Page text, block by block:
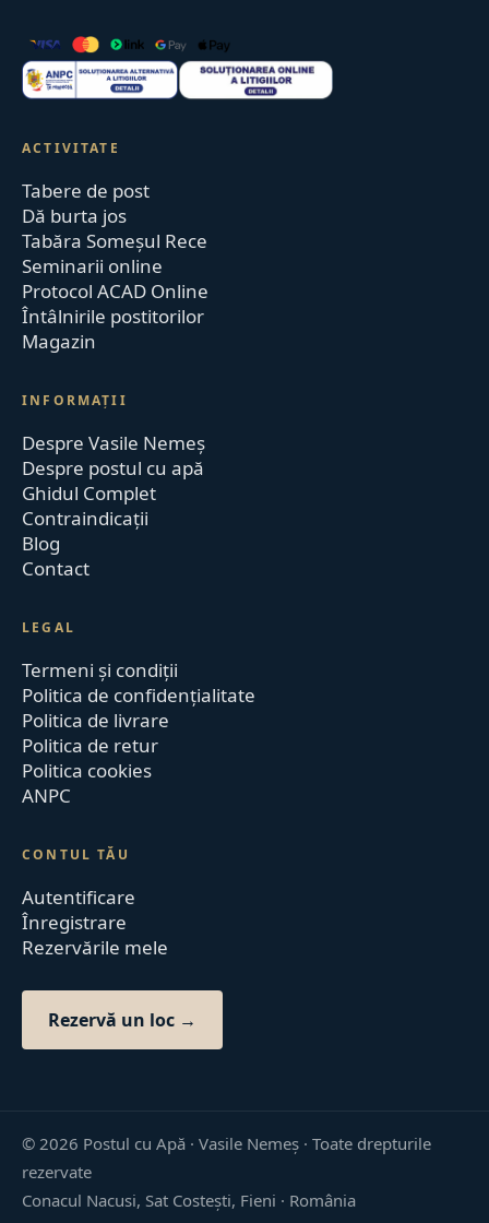
ACTIVITATE
Tabere de post
Dă burta jos
Tabăra Someșul Rece
Seminarii online
Protocol ACAD Online
Întâlnirile postitorilor
Magazin
INFORMAȚII
Despre Vasile Nemeș
Despre postul cu apă
Ghidul Complet
Contraindicații
Blog
Contact
LEGAL
Termeni și condiții
Politica de confidențialitate
Politica de livrare
Politica de retur
Politica cookies
ANPC
CONTUL TĂU
Autentificare
Înregistrare
Rezervările mele
Rezervă un loc →
©2026 Postul cu Apă · Vasile Nemeș ·Toate drepturile
rezervate
Conacul Nacusi, Sat Costești, Fieni · România